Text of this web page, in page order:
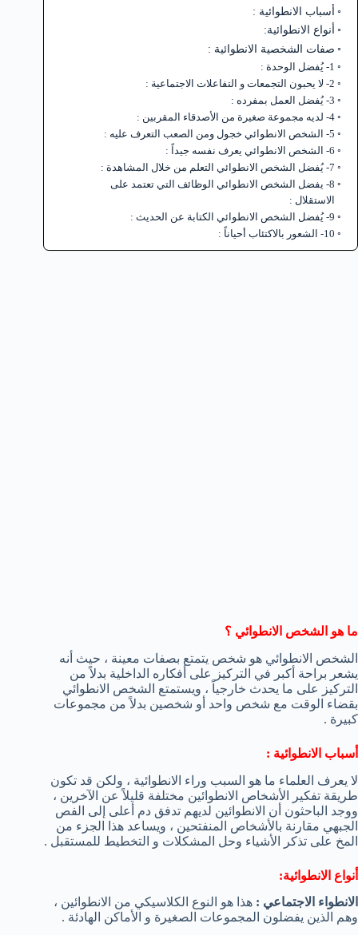
أسباب الانطوائية :
أنواع الانطوائية:
صفات الشخصية الانطوائية :
1- يُفضل الوحدة :
2- لا يحبون التجمعات و التفاعلات الاجتماعية :
3- يُفضل العمل بمفرده :
4- لديه مجموعة صغيرة من الأصدقاء المقربين :
5- الشخص الانطوائي خجول ومن الصعب التعرف عليه :
6- الشخص الانطوائي يعرف نفسه جيداً :
7- يُفضل الشخص الانطوائي التعلم من خلال المشاهدة :
8- يفضل الشخص الانطوائي الوظائف التي تعتمد على
الاستقلال :
9- يُفضل الشخص الانطوائي الكتابة عن الحديث :
10- الشعور بالاكتئاب أحياناً :
ما هو الشخص الانطوائي ؟
الشخص الانطوائي هو شخص يتمتع بصفات معينة ، حيث أنه
يشعر براحة أكبر في التركيز على أفكاره الداخلية بدلاً من
التركيز على ما يحدث خارجياً ، ويستمتع الشخص الانطوائي
بقضاء الوقت مع شخص واحد أو شخصين بدلاً من مجموعات
كبيرة .
أسباب الانطوائية :
لا يعرف العلماء ما هو السبب وراء الانطوائية ، ولكن قد تكون
طريقة تفكير الأشخاص الانطوائين مختلفة قليلاً عن الآخرين ،
ووجد الباحثون أن الانطوائين لديهم تدفق دم أعلى إلى الفص
الجبهي مقارنة بالأشخاص المنفتحين ، ويساعد هذا الجزء من
المخ على تذكر الأشياء وحل المشكلات و التخطيط للمستقبل .
أنواع الانطوائية:
الانطواء الاجتماعي : هذا هو النوع الكلاسيكي من الانطوائين ،
وهم الذين يفضلون المجموعات الصغيرة و الأماكن الهادئة .